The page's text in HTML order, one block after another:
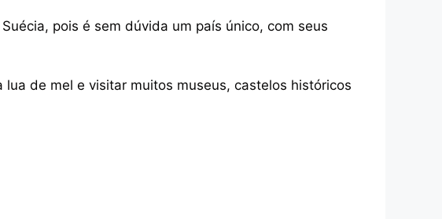
pois é sem dúvida um país único, com seus
de mel e visitar muitos museus, castelos históricos